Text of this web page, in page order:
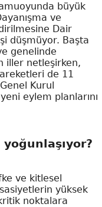
büyük
ve
Dair
düşmüyor. Başta
genelinde
iller netleşirken,
de 11
Kurul
eylem planlarını
ve kitlesel
yüksek
noktalara